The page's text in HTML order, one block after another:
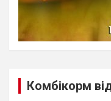
Комбікорм